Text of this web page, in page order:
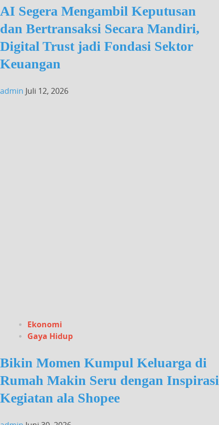
AI Segera Mengambil Keputusan
dan Bertransaksi Secara Mandiri,
Digital Trust jadi Fondasi Sektor
Keuangan
admin Juli 12, 2026
Ekonomi
Gaya Hidup
Bikin Momen Kumpul Keluarga di
Rumah Makin Seru dengan Inspirasi
Kegiatan ala Shopee